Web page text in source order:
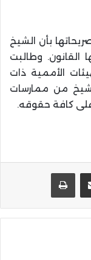
بأن الشيخ
وطالبت
الأممية ذات
من ممارسات
كافة حقوقه.
مشاركة عبر البريد